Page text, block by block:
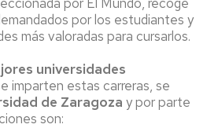
por los estudiantes y
más valoradas para cursarlos.
universidades
imparten estas carreras, se
de Zaragoza y por parte
son: